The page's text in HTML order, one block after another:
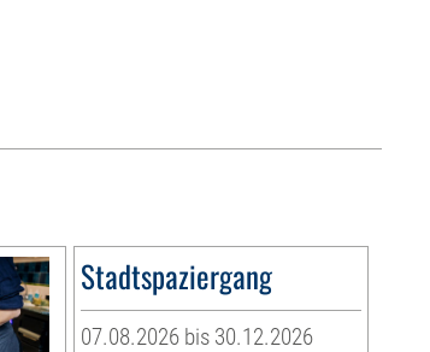
Stadtspaziergang
07.08.2026 bis 30.12.2026